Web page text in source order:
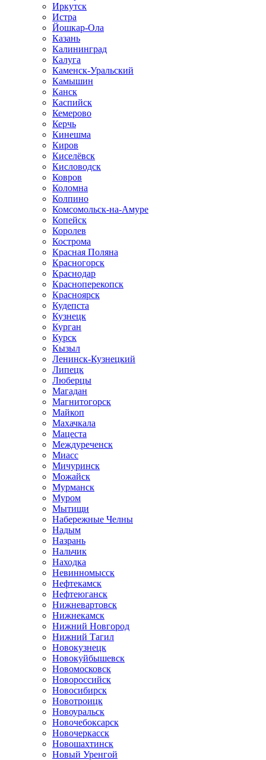
Иркутск
Истра
Йошкар-Ола
Казань
Калининград
Калуга
Каменск-Уральский
Камышин
Канск
Каспийск
Кемерово
Керчь
Кинешма
Киров
Киселёвск
Кисловодск
Ковров
Коломна
Колпино
Комсомольск-на-Амуре
Копейск
Королев
Кострома
Красная Поляна
Красногорск
Краснодар
Красноперекопск
Красноярск
Кудепста
Кузнецк
Курган
Курск
Кызыл
Ленинск-Кузнецкий
Липецк
Люберцы
Магадан
Магнитогорск
Майкоп
Махачкала
Мацеста
Междуреченск
Миасс
Мичуринск
Можайск
Мурманск
Муром
Мытищи
Набережные Челны
Надым
Назрань
Нальчик
Находка
Невинномысск
Нефтекамск
Нефтеюганск
Нижневартовск
Нижнекамск
Нижний Новгород
Нижний Тагил
Новокузнецк
Новокуйбышевск
Новомосковск
Новороссийск
Новосибирск
Новотроицк
Новоуральск
Новочебоксарск
Новочеркасск
Новошахтинск
Новый Уренгой